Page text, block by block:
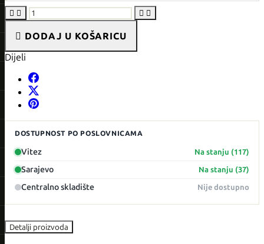
   
 DODAJ U KOŠARICU
Dijeli
DOSTUPNOST PO POSLOVNICAMA
Vitez Na stanju (117)
Sarajevo Na stanju (37)
Centralno skladište Nije dostupno
Detalji proizvoda